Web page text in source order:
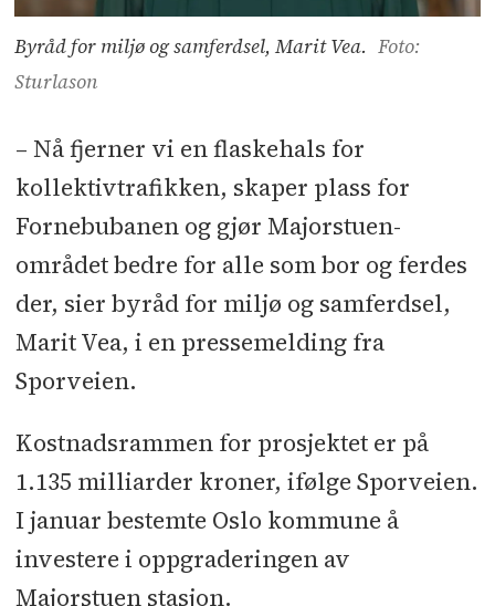
Byråd for miljø og samferdsel, Marit Vea. Foto:
Sturlason
– Nå fjerner vi en flaskehals for
kollektivtrafikken, skaper plass for
Fornebubanen og gjør Majorstuen-
området bedre for alle som bor og ferdes
der, sier byråd for miljø og samferdsel,
Marit Vea, i en pressemelding fra
Sporveien.
Kostnadsrammen for prosjektet er på
1.135 milliarder kroner, ifølge Sporveien.
I januar bestemte Oslo kommune å
investere i oppgraderingen av
Majorstuen stasjon.